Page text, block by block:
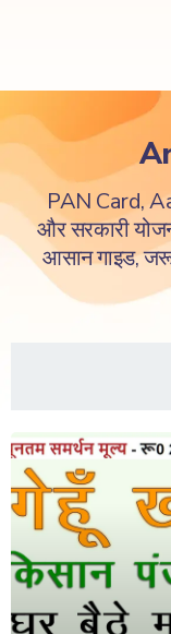
PAN Card,
और सरकारी
आसान गाइड,